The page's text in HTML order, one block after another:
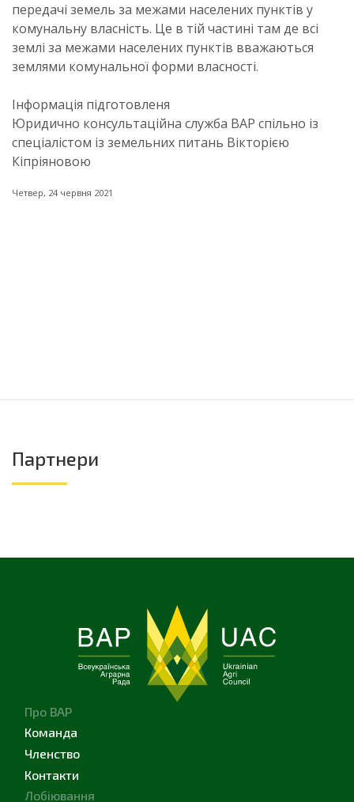
передачі земель за межами населених пунктів у
комунальну власність. Це в тій частині там де всі
землі за межами населених пунктів вважаються
землями комунальної форми власності.
Інформація підготовленя
Юридично консультаційна служба ВАР спільно із
спеціалістом із земельних питань Вікторією
Кіпріяновою
Четвер, 24 червня 2021
Партнери
Про ВАР
Команда
Членство
Контакти
Лобіювання